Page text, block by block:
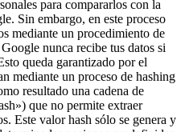
para compararlos con la
Sin embargo, en este proceso
mediante un procedimiento de
nunca recibe tus datos si
queda garantizado por el
mediante un proceso de hashing
resultado una cadena de
que no permite extraer
Este valor hash sólo se genera y